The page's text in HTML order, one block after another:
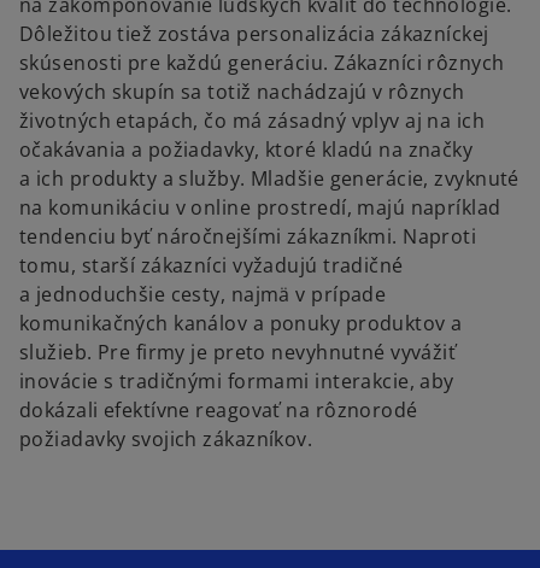
Dôležitou tiež zostáva personalizácia zákazníckej
skúsenosti pre každú generáciu. Zákazníci rôznych
vekových skupín sa totiž nachádzajú v rôznych
životných etapách, čo má zásadný vplyv aj na ich
očakávania a požiadavky, ktoré kladú na značky
a ich produkty a služby. Mladšie generácie, zvyknuté
na komunikáciu v online prostredí, majú napríklad
tendenciu byť náročnejšími zákazníkmi. Naproti
tomu, starší zákazníci vyžadujú tradičné
a jednoduchšie cesty, najmä v prípade
komunikačných kanálov a ponuky produktov a
služieb. Pre firmy je preto nevyhnutné vyvážiť
inovácie s tradičnými formami interakcie, aby
dokázali efektívne reagovať na rôznorodé
požiadavky svojich zákazníkov.